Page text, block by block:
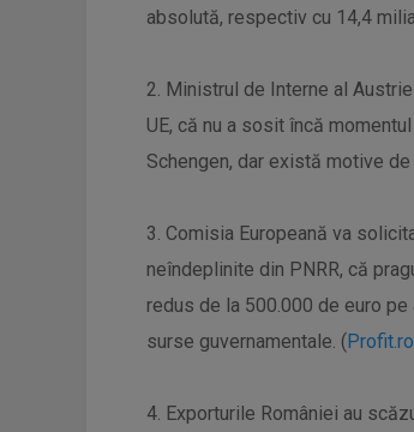
absolută, respectiv cu 14,4
2. Ministrul de Interne al
UE, că nu a sosit încă
Schengen, dar există motive
3. Comisia Europeană va
neîndeplinite din PNRR, că
redus de la 500.000 de euro pe
surse guvernamentale. (Profit.ro
4. Exporturile României au